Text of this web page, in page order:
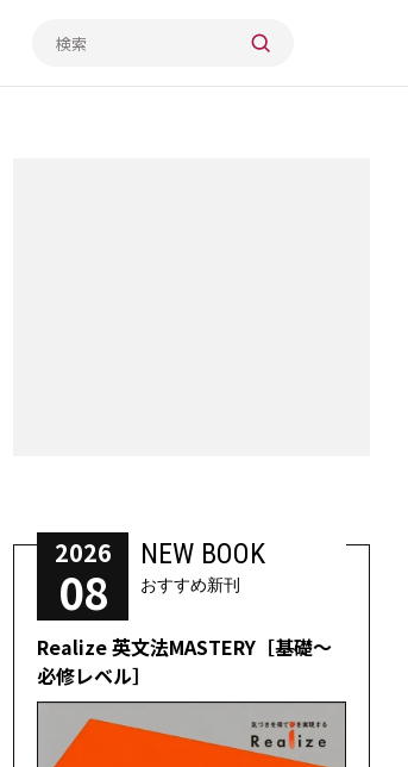
2026
08
NEW BOOK
おすすめ新刊
Realize 英文法MASTERY［基礎～
必修レベル］